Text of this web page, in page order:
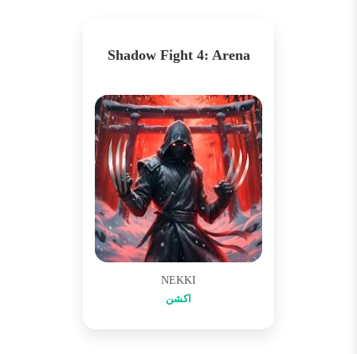
Shadow Fight 4: Arena
NEKKI
اکشن